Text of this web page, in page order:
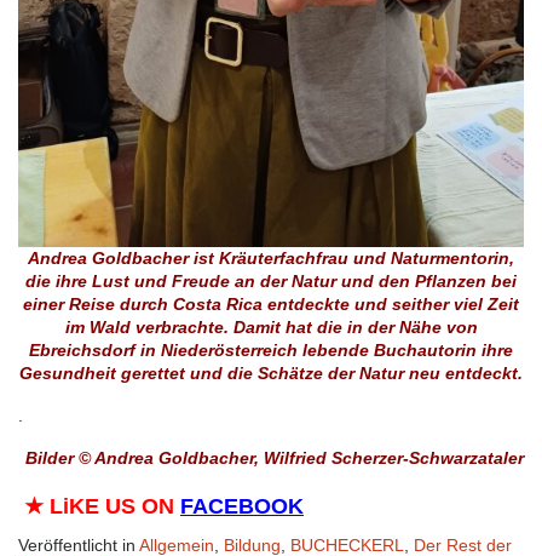
Andrea Goldbacher ist Kräuterfachfrau und Naturmentorin,
die ihre Lust und Freude an der Natur und den Pflanzen bei
einer Reise durch Costa Rica entdeckte und seither viel Zeit
im Wald verbrachte. Damit hat die in der Nähe von
Ebreichsdorf in Niederösterreich lebende Buchautorin ihre
Gesundheit gerettet und die Schätze der Natur neu entdeckt.
Bilder © Andrea Goldbacher, Wilfried Scherzer-Schwarzataler
★ LiKE US ON FACEBOOK
Veröffentlicht in Allgemein Bildung BUCHECKERL
Der Rest der